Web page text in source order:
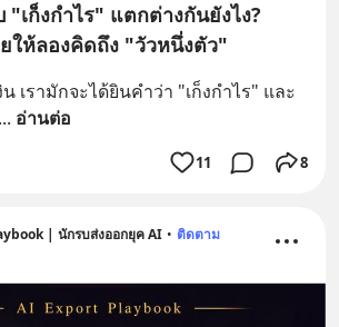
เก็งกำไร" แตกต่างกันยังไง?
ให้ลองคิดถึง "วัวหนึ่งตัว"
เรามักจะได้ยินคำว่า "เก็งกำไร" และ
... อ่านต่อ
11 8
| นักรบส่งออกยุค AI • ติดตาม